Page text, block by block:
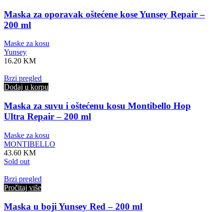
Maska za oporavak oštećene kose Yunsey Repair –
200 ml
Maske za kosu
Yunsey
16.20 KM
Brzi pregled
Dodaj u korpu
Maska za suvu i oštećenu kosu Montibello Hop
Ultra Repair – 200 ml
Maske za kosu
MONTIBELLO
43.60 KM
Sold out
Brzi pregled
Pročitaj više
Maska u boji Yunsey Red – 200 ml